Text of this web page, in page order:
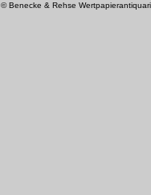
© Benecke & Rehse